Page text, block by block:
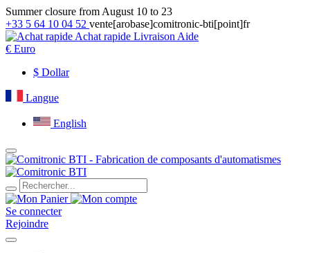
Summer closure from August 10 to 23
+33 5 64 10 04 52 vente[arobase]comitronic-bti[point]fr
Achat rapide Livraison Aide
€ Euro
$ Dollar
Langue
English
Se connecter
Rejoindre